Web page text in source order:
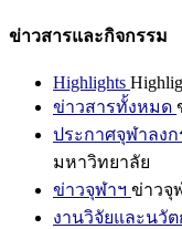
ข่าวสารและกิจกรรม
Highlights
ข่าวสารทั้งหมด
ประกาศจุฬาลง
มหาวิทยาลัย
ข่าวจุฬาฯ ข่าวจุ
งานวิจัยและนวัต